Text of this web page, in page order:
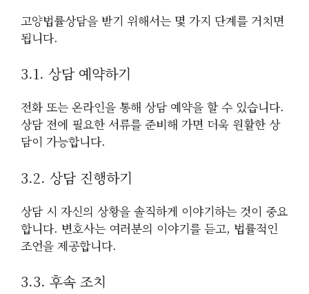
고양법률상담을 받기 위해서는 몇 가지 단계를 거치면
됩니다.
3.1. 상담 예약하기
전화 또는 온라인을 통해 상담 예약을 할 수 있습니다.
상담 전에 필요한 서류를 준비해 가면 더욱 원활한 상
담이 가능합니다.
3.2. 상담 진행하기
상담 시 자신의 상황을 솔직하게 이야기하는 것이 중요
합니다. 변호사는 여러분의 이야기를 듣고, 법률적인
조언을 제공합니다.
3.3. 후속 조치